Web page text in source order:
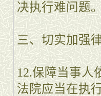
决执行难问题
三、切实加强
12.保障当事人
法院应当在执